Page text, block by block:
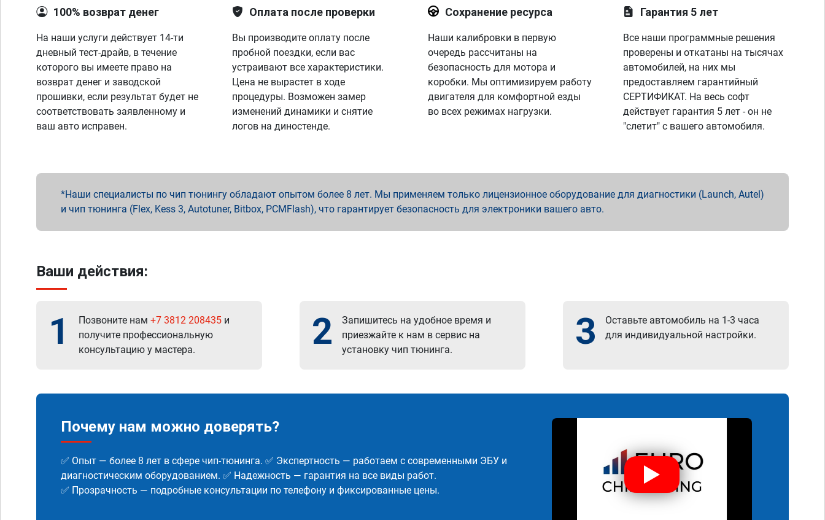
100% возврат денег
На наши услуги действует 14-ти
дневный тест-драйв, в течение
которого вы имеете право на
возврат денег и заводской
прошивки, если результат будет не
соответствовать заявленному и
ваш авто исправен.
Оплата после проверки
Вы производите оплату после
пробной поездки, если вас
устраивают все характеристики.
Цена не вырастет в ходе
процедуры. Возможен замер
изменений динамики и снятие
логов на диностенде.
Сохранение ресурса
Наши калибровки в первую
очередь рассчитаны на
безопасность для мотора и
коробки. Мы оптимизируем работу
двигателя для комфортной езды
во всех режимах нагрузки.
Гарантия 5 лет
Все наши программные решения
проверены и откатаны на тысячах
автомобилей, на них мы
предоставляем гарантийный
СЕРТИФИКАТ. На весь софт
действует гарантия 5 лет - он не
"слетит" с вашего автомобиля.
Наши специалисты по чип тюнингу обладают опытом более 8 лет. Мы применяем только лицензионное оборудование для диагностики (Launch, Autel)
и чип тюнинга (Flex, Kess 3, Autotuner, Bitbox, PCMFlash), что гарантирует безопасность для электроники вашего авто.
Ваши действия:
1 Позвоните нам +7 3812 208435 и
получите профессиональную
консультацию у мастера.
2
Запишитесь на удобное время и
приезжайте к нам в сервис на
установку чип тюнинга.
3
Оставьте автомобиль на 1-3 часа
для индивидуальной настройки.
Почему нам можно доверять?
✅ Опыт — более 8 лет в сфере чип-тюнинга. ✅ Экспертность — работаем с современными ЭБУ и
диагностическим оборудованием. ✅ Надежность — гарантия на все виды работ.
✅ Прозрачность — подробные консультации по телефону и фиксированные цены.